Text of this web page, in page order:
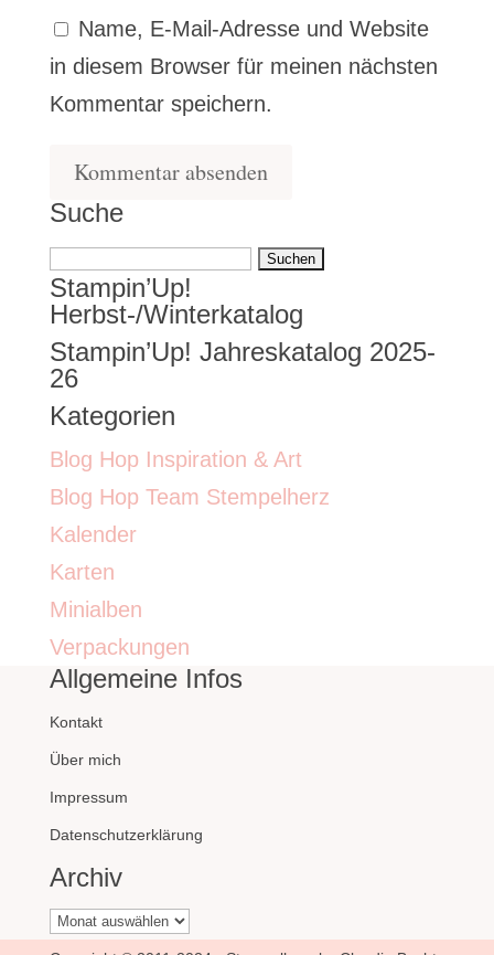
Name, E-Mail-Adresse und Website
in diesem Browser für meinen nächsten
Kommentar speichern.
Suche
Suchen
nach:
Stampin’Up!
Herbst-/Winterkatalog
Stampin’Up! Jahreskatalog 2025-
26
Kategorien
Blog Hop Inspiration & Art
Blog Hop Team Stempelherz
Kalender
Karten
Minialben
Verpackungen
Allgemeine Infos
Kontakt
Über mich
Impressum
Datenschutzerklärung
Archiv
Archiv